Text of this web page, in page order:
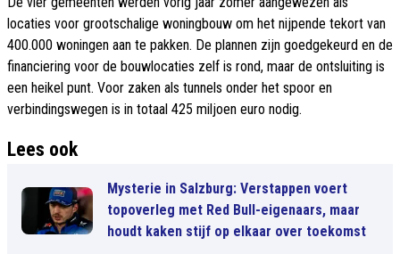
locaties voor grootschalige woningbouw om het nijpende tekort van
400.000 woningen aan te pakken. De plannen zijn goedgekeurd en de
financiering voor de bouwlocaties zelf is rond, maar de ontsluiting is
een heikel punt. Voor zaken als tunnels onder het spoor en
verbindingswegen is in totaal 425 miljoen euro nodig.
Lees ook
Mysterie in Salzburg: Verstappen voert
topoverleg met Red Bull-eigenaars, maar
houdt kaken stijf op elkaar over toekomst